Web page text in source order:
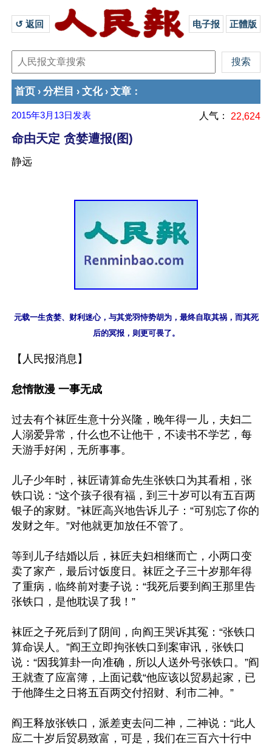
↺ 返回 电子报 正體版
首页 › 分栏目 › 文化› 文章 ：
2015年3月13日 发表 人气： 22,624
命由天定 贪婪遭报(图)
静远
元载一生贪婪、财利迷心，与其党羽恃势胡为，最终自取其祸，而其死
【人民报消息】
怠惰散漫 一事无成
过去有个袜匠生意十分兴隆，晚年得一儿，夫妇二
人溺爱异常，什么也不让他干，不读书不学艺，每
天游手好闲，无所事事。
儿子少年时，袜匠请算命先生张铁口为其看相，张
铁口说：“这个孩子很有福，到三十岁可以有五百两
银子的家财。”袜匠高兴地告诉儿子：“可别忘了你的
发财之年。”对他就更加放任不管了。
等到儿子结婚以后，袜匠夫妇相继而亡，小两口变
卖了家产，最后讨饭度日。袜匠之子三十岁那年得
了重病，临终前对妻子说：“我死后要到阎王那里告
张铁口，是他耽误了我！”
袜匠之子死后到了阴间，向阎王哭诉其冤：“张铁口
算命误人。”阎王立即拘张铁口到案审讯，张铁口
说：“因我算卦一向准确，所以人送外号张铁口。”阎
王就查了应富簿，上面记载“他应该以贸易起家，已
于他降生之日将五百两交付招财、利市二神。”
阎王释放张铁口，派差吏去问二神，二神说：“此人
应二十岁后贸易致富，可是，我们在三百六十行中